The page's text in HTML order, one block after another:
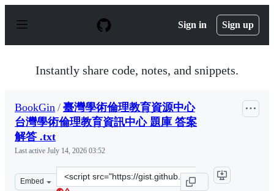
p
Sign in Sign up
Instantly share code, notes, and snippets.
BookGin / 臺灣學術倫理教育資源中心
台灣學術倫理教育資訊中心 題庫 答案
解答 .txt
Last active July 14, 2026 03:52
Embed
Clone
this